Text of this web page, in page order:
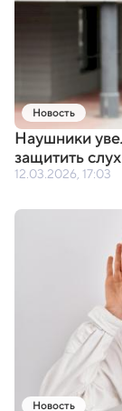
Новость
Наушники
защитить слух
12.03.2026, 17:03
Новость